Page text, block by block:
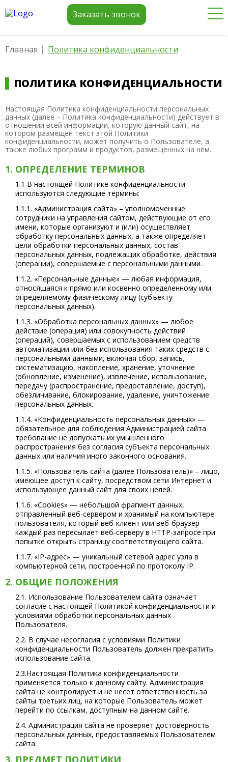
Заказать звонок
Главная Политика конфиденциальности
ПОЛИТИКА КОНФИДЕНЦИАЛЬНОСТИ
Настоящая Политика конфиденциальности персональных
данных (далее – Политика конфиденциальности) действует в
отношении всей информации, которую данный сайт, на
котором размещен текст этой Политики
конфиденциальности, может получить о Пользователе, а
также любых программ и продуктов, размещенных на нем.
1. ОПРЕДЕЛЕНИЕ ТЕРМИНОВ
1.1 В настоящей Политике конфиденциальности
используются следующие термины:
1.1.1. «Администрация сайта» – уполномоченные
сотрудники на управления сайтом, действующие от его
имени, которые организуют и (или) осуществляет
обработку персональных данных, а также определяет
цели обработки персональных данных, состав
персональных данных, подлежащих обработке, действия
(операции), совершаемые с персональными данными.
1.1.2. «Персональные данные» — любая информация,
относящаяся к прямо или косвенно определенному или
определяемому физическому лицу (субъекту
персональных данных).
1.1.3. «Обработка персональных данных» — любое
действие (операция) или совокупность действий
(операций), совершаемых с использованием средств
автоматизации или без использования таких средств с
персональными данными, включая сбор, запись,
систематизацию, накопление, хранение, уточнение
(обновление, изменение), извлечение, использование,
передачу (распространение, предоставление, доступ),
обезличивание, блокирование, удаление, уничтожение
персональных данных.
1.1.4. «Конфиденциальность персональных данных» —
обязательное для соблюдения Администрацией сайта
требование не допускать их умышленного
распространения без согласия субъекта персональных
данных или наличия иного законного основания.
1.1.5. «Пользователь сайта (далее Пользователь)» – лицо,
имеющее доступ к сайту, посредством сети Интернет и
использующее данный сайт для своих целей.
1.1.6. «Cookies» — небольшой фрагмент данных,
отправленный веб-сервером и хранимый на компьютере
пользователя, который веб-клиент или веб-браузер
каждый раз пересылает веб-серверу в HTTP-запросе при
попытке открыть страницу соответствующего сайта.
1.1.7. «IP-адрес» — уникальный сетевой адрес узла в
компьютерной сети, построенной по протоколу IP.
2. ОБЩИЕ ПОЛОЖЕНИЯ
2.1. Использование Пользователем сайта означает
согласие с настоящей Политикой конфиденциальности и
условиями обработки персональных данных
Пользователя.
2.2. В случае несогласия с условиями Политики
конфиденциальности Пользователь должен прекратить
использование сайта.
2.3.Настоящая Политика конфиденциальности
применяется только к данному сайту. Администрация
сайта не контролирует и не несет ответственность за
сайты третьих лиц, на которые Пользователь может
перейти по ссылкам, доступным на данном сайте.
2.4. Администрация сайта не проверяет достоверность
персональных данных, предоставляемых Пользователем
сайта.
3. ПРЕДМЕТ ПОЛИТИКИ